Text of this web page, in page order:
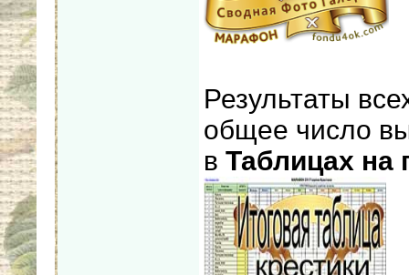
Результаты
общее число
в Таблицах на